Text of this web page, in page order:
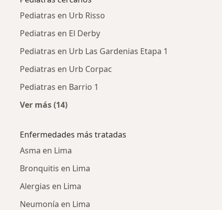
Pediatras en Urb Risso
Pediatras en El Derby
Pediatras en Urb Las Gardenias Etapa 1
Pediatras en Urb Corpac
Pediatras en Barrio 1
Ver más (14)
Enfermedades más tratadas
Asma en Lima
Bronquitis en Lima
Alergias en Lima
Neumonía en Lima